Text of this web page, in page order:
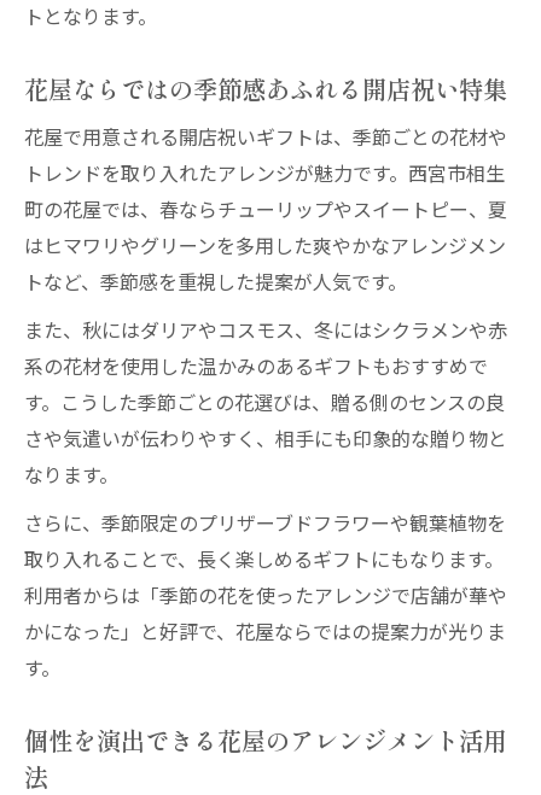
トとなります。
花屋ならではの季節感あふれる開店祝い特集
花屋で用意される開店祝いギフトは、季節ごとの花材や
トレンドを取り入れたアレンジが魅力です。西宮市相生
町の花屋では、春ならチューリップやスイートピー、夏
はヒマワリやグリーンを多用した爽やかなアレンジメン
トなど、季節感を重視した提案が人気です。
また、秋にはダリアやコスモス、冬にはシクラメンや赤
系の花材を使用した温かみのあるギフトもおすすめで
す。こうした季節ごとの花選びは、贈る側のセンスの良
さや気遣いが伝わりやすく、相手にも印象的な贈り物と
なります。
さらに、季節限定のプリザーブドフラワーや観葉植物を
取り入れることで、長く楽しめるギフトにもなります。
利用者からは「季節の花を使ったアレンジで店舗が華や
かになった」と好評で、花屋ならではの提案力が光りま
す。
個性を演出できる花屋のアレンジメント活用
法